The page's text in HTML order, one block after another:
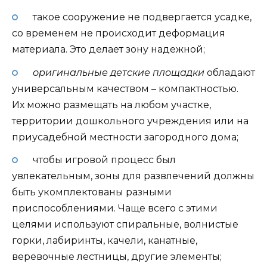
такое сооружение не подвергается усадке,
со временем не происходит деформация
материала. Это делает зону надежной;
оригинальные детские площадки обладают
универсальным качеством – компактностью.
Их можно размещать на любом участке,
территории дошкольного учреждения или на
приусадебной местности загородного дома;
чтобы игровой процесс был
увлекательным, зоны для развлечений должны
быть укомплектованы разными
приспособлениями. Чаще всего с этими
целями используют спиральные, волнистые
горки, лабиринты, качели, канатные,
веревочные лестницы, другие элементы;